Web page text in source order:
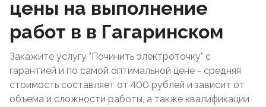
цены на выполнение
работ в в Гагаринском
Закажите услугу "Починить электроточку" с
гарантией и по самой оптимальной цене - средняя
стоимость составляет от 400 рублей и зависит от
объема и сложности работы, а также квалификации